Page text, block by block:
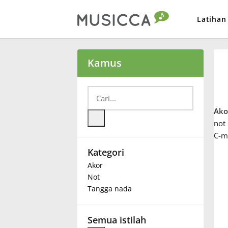
Latihan
Български
Deutsch
Español
Kamus
Kategori
Akor
Not
Tangga nada
Semua istilah
not
C-